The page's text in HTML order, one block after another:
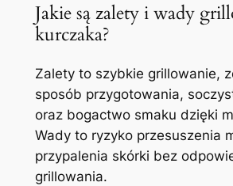
Jakie są zalety i wady
kurczaka?
Zalety to szybkie grillowanie,
sposób przygotowania,
oraz bogactwo smaku dzięki
Wady to ryzyko przesuszenia
przypalenia skórki bez
grillowania.